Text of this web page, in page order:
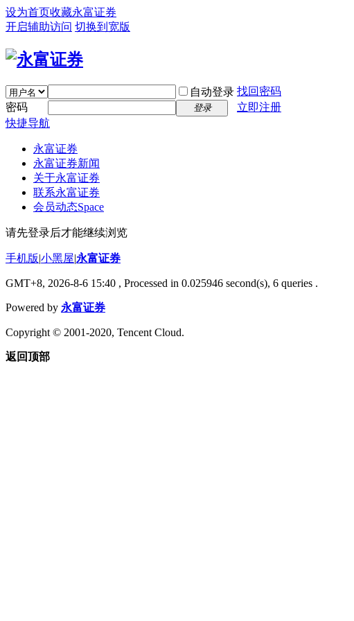
设为首页收藏永富证券
开启辅助访问 切换到宽版
自动登录 找回密码
密码
登录
立即注册
快捷导航
永富证券
永富证券新闻
关于永富证券
联系永富证券
会员动态Space
请先登录后才能继续浏览
手机版|小黑屋|永富证券
GMT+8, 2026-8-6 15:40 , Processed in 0.025946 second(s), 6 queries .
Powered by 永富证券
Copyright © 2001-2020, Tencent Cloud.
返回顶部